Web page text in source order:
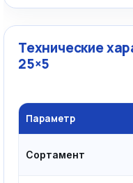
Технические
25×5
Параметр
Сортамент